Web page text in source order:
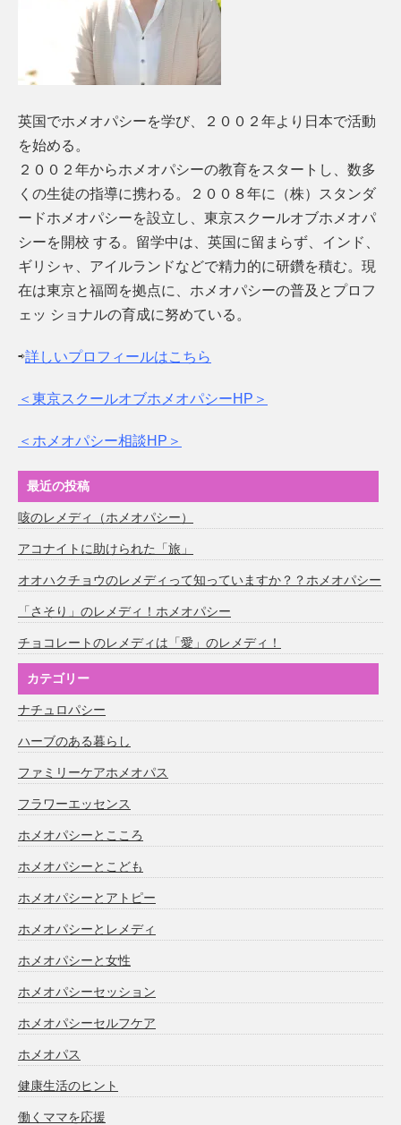
英国でホメオパシーを学び、２００２年より日本で活動
を始める。
２００２年からホメオパシーの教育をスタートし、数多
くの生徒の指導に携わる。２００８年に（株）スタンダ
ードホメオパシーを設立し、東京スクールオブホメオパ
シーを開校 する。留学中は、英国に留まらず、インド、
ギリシャ、アイルランドなどで精力的に研鑽を積む。現
在は東京と福岡を拠点に、ホメオパシーの普及とプロフ
ェッ ショナルの育成に努めている。
⇨詳しいプロフィールはこちら
＜東京スクールオブホメオパシーHP＞
＜ホメオパシー相談HP＞
最近の投稿
咳のレメディ（ホメオパシー）
アコナイトに助けられた「旅」
オオハクチョウのレメディって知っていますか？？ホメオパシー
「さそり」のレメディ！ホメオパシー
チョコレートのレメディは「愛」のレメディ！
カテゴリー
ナチュロパシー
ハーブのある暮らし
ファミリーケアホメオパス
フラワーエッセンス
ホメオパシーとこころ
ホメオパシーとこども
ホメオパシーとアトピー
ホメオパシーとレメディ
ホメオパシーと女性
ホメオパシーセッション
ホメオパシーセルフケア
ホメオパス
健康生活のヒント
働くママを応援